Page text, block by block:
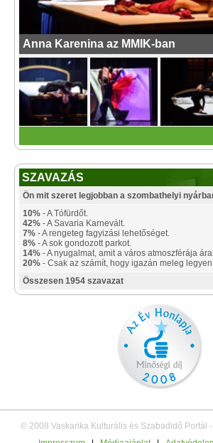
Anna Karenina az MMIK-ban
SZAVAZÁS
Ön mit szeret legjobban a szombathelyi
10% - A Tófürdőt.
42% - A Savaria Karnevált.
7% - A rengeteg fagyizási lehetőséget.
8% - A sok gondozott parkot.
14% - A nyugalmat, amit a város atmoszférája
20% - Csak az számít, hogy igazán meleg
Összesen 1954 szavazat
© 2008 Vaskarika Kulturális és Szabadidő Portál